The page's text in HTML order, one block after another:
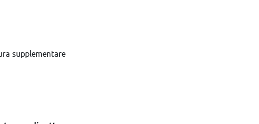
supplementare